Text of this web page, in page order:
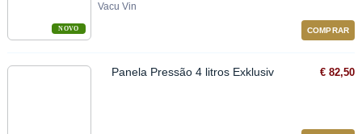
NOVO
Vacu Vin
COMPRAR
Panela Pressão 4 litros Exklusiv € 82,50